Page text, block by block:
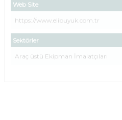
Web Site
https://www.elibuyuk.com.tr
Sektörler
Araç üstü Ekipman İmalatçıları